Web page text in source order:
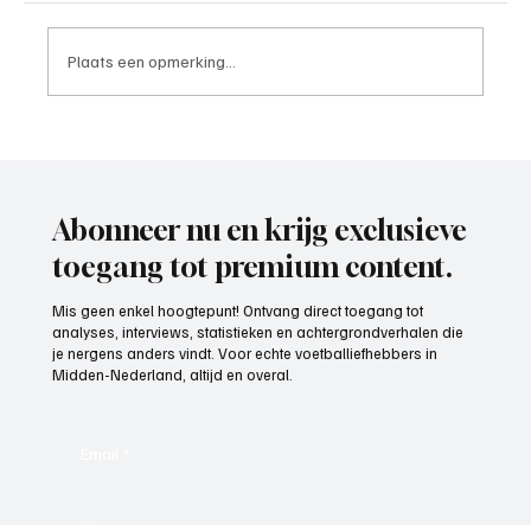
Plaats een opmerking...
Abonneer nu en krijg exclusieve
toegang tot premium content.
Mis geen enkel hoogtepunt! Ontvang direct toegang tot
analyses, interviews, statistieken en achtergrondverhalen die
je nergens anders vindt. Voor echte voetballiefhebbers in
Midden-Nederland, altijd en overal.